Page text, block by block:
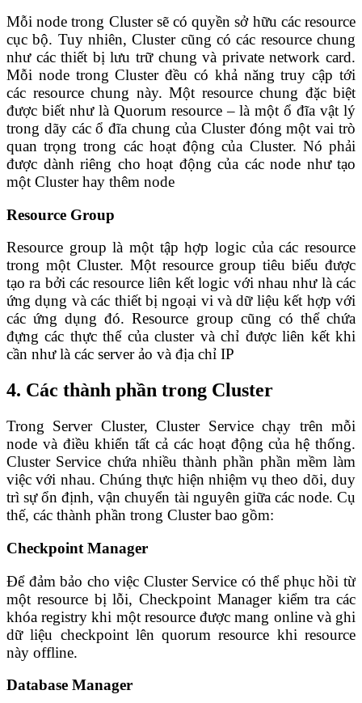
Mỗi node trong Cluster sẽ có quyền sở hữu các resource
cục bộ. Tuy nhiên, Cluster cũng có các resource chung
như các thiết bị lưu trữ chung và private network card.
Mỗi node trong Cluster đều có khả năng truy cập tới
các resource chung này. Một resource chung đặc biệt
được biết như là Quorum resource – là một ổ đĩa vật lý
trong dãy các ổ đĩa chung của Cluster đóng một vai trò
quan trọng trong các hoạt động của Cluster. Nó phải
được dành riêng cho hoạt động của các node như tạo
một Cluster hay thêm node
Resource Group
Resource group là một tập hợp logic của các resource
trong một Cluster. Một resource group tiêu biểu được
tạo ra bởi các resource liên kết logic với nhau như là các
ứng dụng và các thiết bị ngoại vi và dữ liệu kết hợp với
các ứng dụng đó. Resource group cũng có thể chứa
đựng các thực thể của cluster và chỉ được liên kết khi
cần như là các server ảo và địa chỉ IP
4. Các thành phần trong Cluster
Trong Server Cluster, Cluster Service chạy trên mỗi
node và điều khiển tất cả các hoạt động của hệ thống.
Cluster Service chứa nhiều thành phần phần mềm làm
việc với nhau. Chúng thực hiện nhiệm vụ theo dõi, duy
trì sự ổn định, vận chuyển tài nguyên giữa các node. Cụ
thế, các thành phần trong Cluster bao gồm:
Checkpoint Manager
Để đảm bảo cho việc Cluster Service có thể phục hồi từ
một resource bị lỗi, Checkpoint Manager kiểm tra các
khóa registry khi một resource được mang online và ghi
dữ liệu checkpoint lên quorum resource khi resource
này offline.
Database Manager